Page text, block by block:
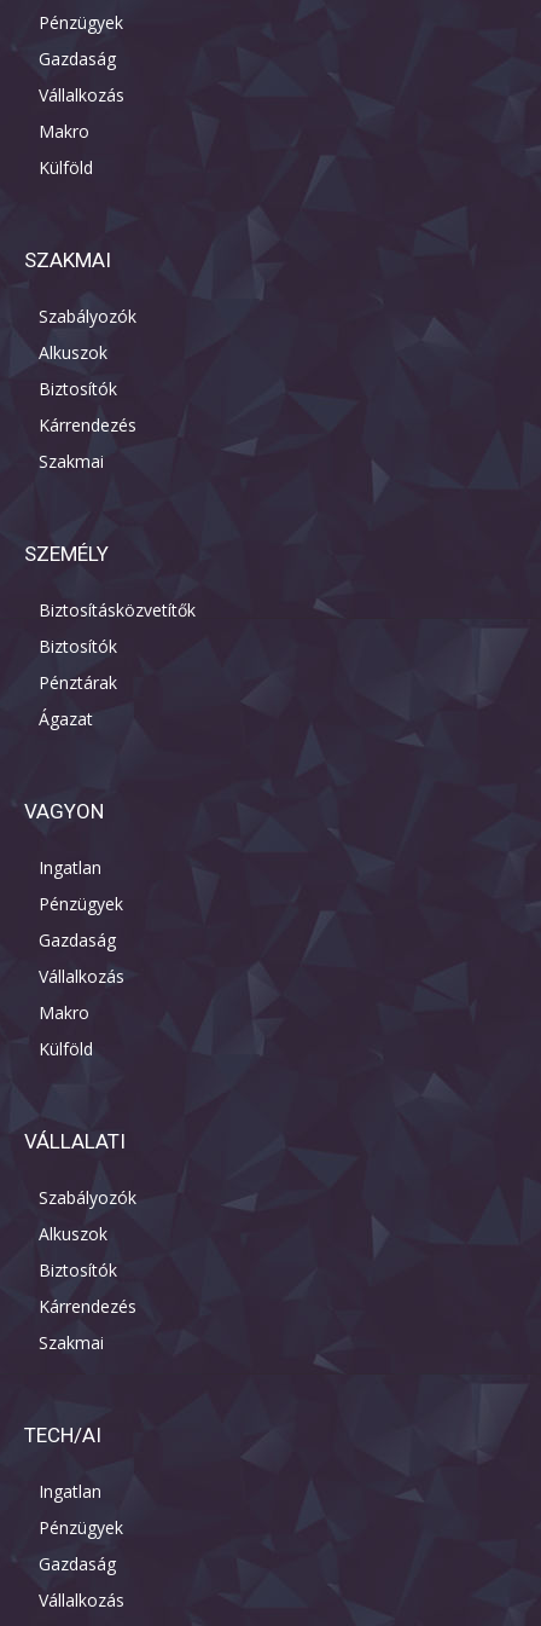
Pénzügyek
Gazdaság
Vállalkozás
Makro
Külföld
SZAKMAI
Szabályozók
Alkuszok
Biztosítók
Kárrendezés
Szakmai
SZEMÉLY
Biztosításközvetítők
Biztosítók
Pénztárak
Ágazat
VAGYON
Ingatlan
Pénzügyek
Gazdaság
Vállalkozás
Makro
Külföld
VÁLLALATI
Szabályozók
Alkuszok
Biztosítók
Kárrendezés
Szakmai
TECH/AI
Ingatlan
Pénzügyek
Gazdaság
Vállalkozás